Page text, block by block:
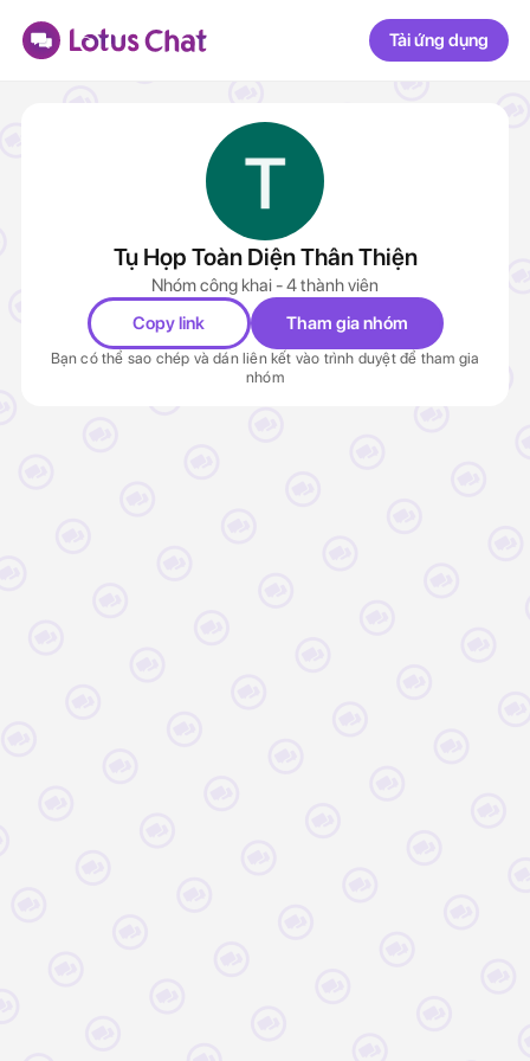
Tải ứng dụng
Tụ Họp Toàn Diện Thân Thiện
Nhóm công khai - 4 thành viên
Copy link
Tham gia nhóm
Bạn có thể sao chép và dán liên kết vào trình duyệt để tham gia
nhóm